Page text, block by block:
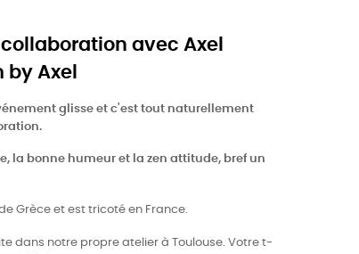
avec Axel
by Axel
glisse et c'est tout naturellement
la bonne humeur et la zen attitude, bref un
Grèce et est tricoté en France.
dans notre propre atelier à Toulouse. Votre t-